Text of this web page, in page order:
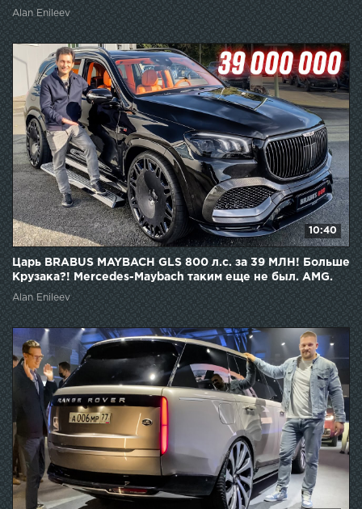
Alan Enileev
10:40
Царь BRABUS MAYBACH GLS 800 л.с. за 39 МЛН! Больше
Крузака?! Mercedes-Maybach таким еще не был. AMG.
Alan Enileev